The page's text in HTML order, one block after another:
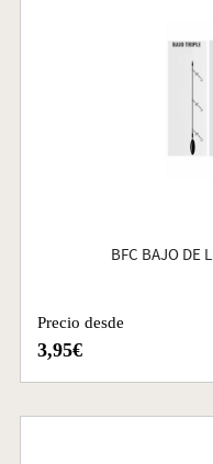
BFC BAJO DE
Precio desde
3,95€